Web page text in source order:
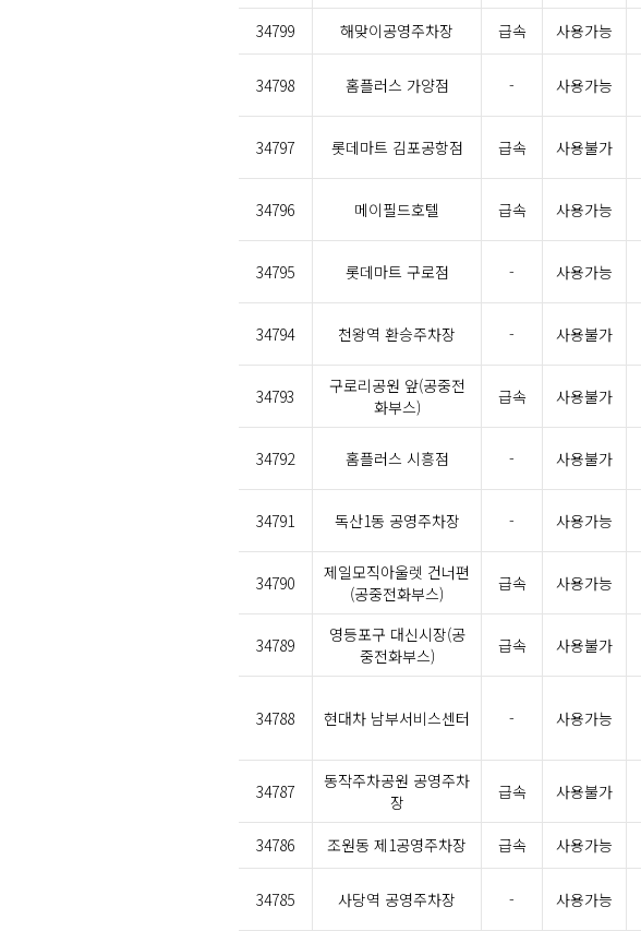
34799 해맞이공영주차장 급속 사용가능
34798 홈플러스 가양점 - 사용가능
34797 롯데마트 김포공항점 급속 사용불가
34796 메이필드호텔 급속 사용가능
34795 롯데마트 구로점 - 사용가능
34794 천왕역 환승주차장 - 사용불가
34793
구로리공원 앞(공중전
화부스)
급속 사용불가
34792 홈플러스 시흥점 - 사용불가
34791 독산1동 공영주차장 - 사용가능
34790
제일모직아울렛 건너편
(공중전화부스)
급속 사용가능
34789
영등포구 대신시장(공
중전화부스)
급속 사용불가
34788 현대차 남부서비스센터 - 사용가능
34787
동작주차공원 공영주차
장
급속 사용불가
34786 조원동 제1공영주차장 급속 사용가능
34785 사당역 공영주차장 - 사용가능